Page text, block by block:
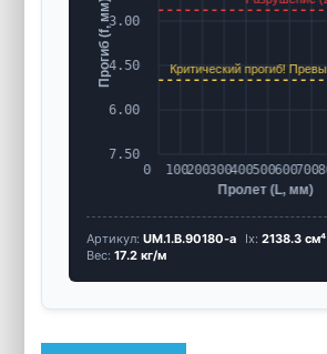
Артикул:UM.1.B.90180-a Ix: 2138.3 см⁴
Вес:17.2 кг/м